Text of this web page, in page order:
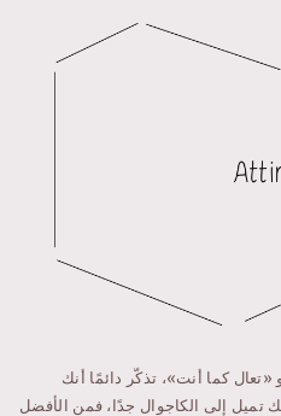
كما أنت»، تذكّر دائمًا أنك
تميل إلى الكاجوال جدًا، فمن الأفضل